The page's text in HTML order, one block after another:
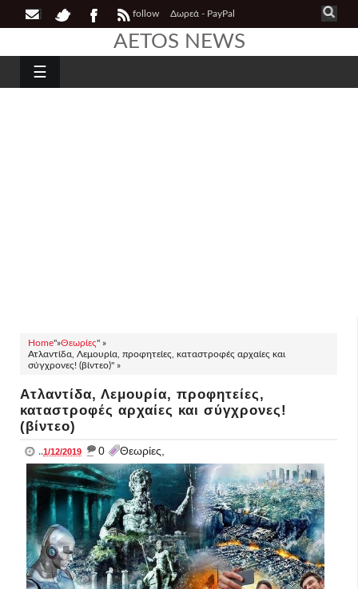
follow Δωρεά - PayPal
AETOS NEWS
☰
Home"»Θεωρίες" »
Ατλαντίδα, Λεμουρία, προφητείες, καταστροφές αρχαίες και
σύγχρονες! (βίντεο)" »
Ατλαντίδα, Λεμουρία, προφητείες,
καταστροφές αρχαίες και σύγχρονες!
(βίντεο)
..1/12/2019 _ 0 Θεωρίες,